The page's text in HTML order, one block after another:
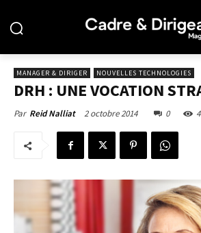
MANAGER & DIRIGER NOUVELLES TECHNOLOGIES
DRH : UNE VOCATION
Par Reid Nalliat 2 octobre 2014 0